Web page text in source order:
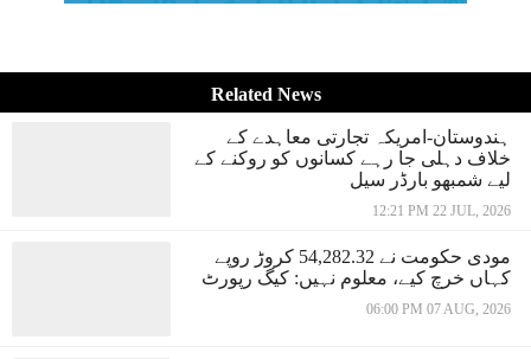
Related News
ہندوستان-امریکہ تجارتی معاہدے کے
خلاف دہلی جا رہے کسانوں کو روکنے کے
لیے شمبھو بارڈر سیل
12:21 PM 22 JUL, 2026
مودی حکومت نے 54,282.32 کروڑ روپے
کہاں خرچ کیے، معلوم نہیں: کیگ رپورٹ
06:00 PM 07 AUG, 2026